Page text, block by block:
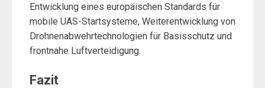
Entwicklung eines europäischen Standards für
mobile UAS-Startsysteme, Weiterentwicklung von
Drohnenabwehrtechnologien für Basisschutz und
frontnahe Luftverteidigung.
Fazit